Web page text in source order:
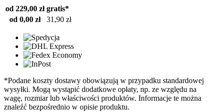
od 229,00 zł gratis*
od 0,00 zł
31,90 zł
*Podane koszty dostawy obowiązują w przypadku standardowej
wysyłki. Mogą wystąpić dodatkowe opłaty, np. ze względu na
wagę, rozmiar lub właściwości produktów. Informacje te można
znaleźć bezpośrednio w opisie produktu.